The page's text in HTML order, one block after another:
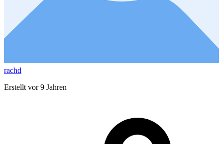
rachd
Erstellt vor 9 Jahren